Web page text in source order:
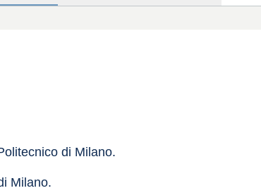
di Milano.
Milano.